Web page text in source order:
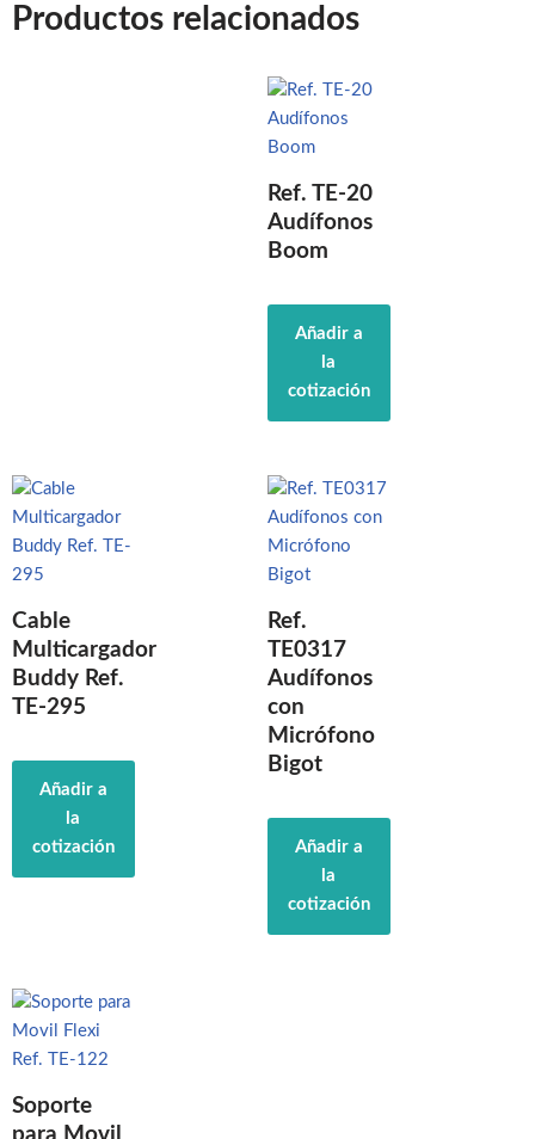
Productos relacionados
Ref. TE-20
Audífonos
Boom
Añadir a
la
cotización
Cable
Multicargador
Buddy Ref.
TE-295
Añadir a
la
cotización
Ref.
TE0317
Audífonos
con
Micrófono
Bigot
Añadir a
la
cotización
Soporte
para Movil